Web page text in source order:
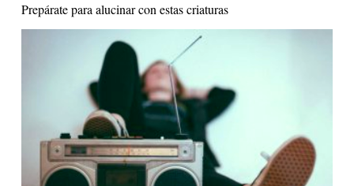
Prepárate para alucinar con estas criaturas